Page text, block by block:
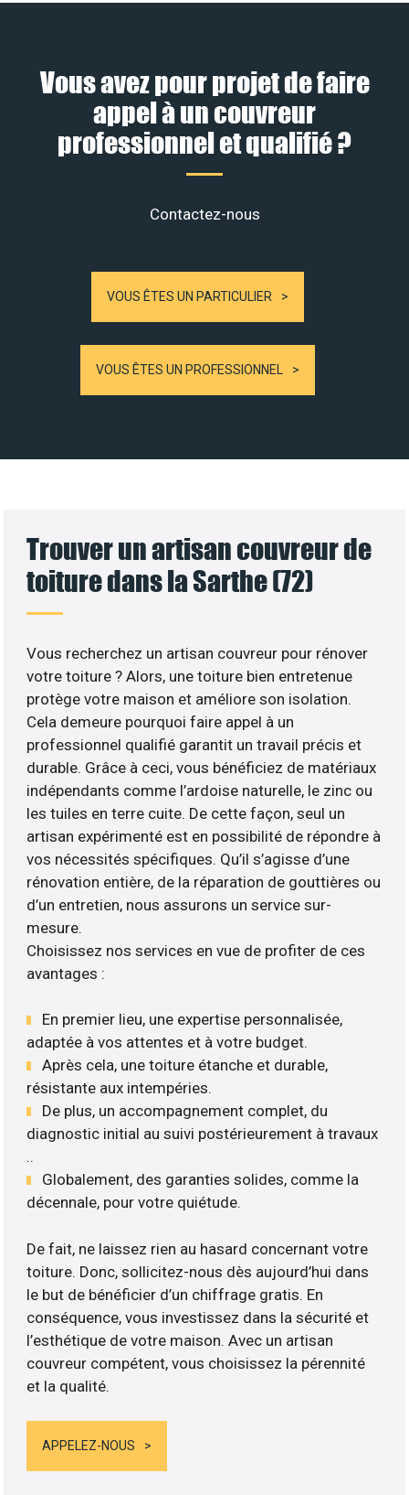
Vous avez pour projet de faire
appel à un couvreur
professionnel et qualifié ?
Contactez-nous
VOUS ÊTES UN PARTICULIER
VOUS ÊTES UN PROFESSIONNEL
Trouver un artisan couvreur de
toiture dans la Sarthe (72)
Vous recherchez un artisan couvreur pour rénover
votre toiture ? Alors, une toiture bien entretenue
protège votre maison et améliore son isolation.
Cela demeure pourquoi faire appel à un
professionnel qualifié garantit un travail précis et
durable. Grâce à ceci, vous bénéficiez de matériaux
indépendants comme l’ardoise naturelle, le zinc ou
les tuiles en terre cuite. De cette façon, seul un
artisan expérimenté est en possibilité de répondre à
vos nécessités spécifiques. Qu’il s’agisse d’une
rénovation entière, de la réparation de gouttières ou
d’un entretien, nous assurons un service sur-
mesure.
Choisissez nos services en vue de profiter de ces
avantages :
En premier lieu, une expertise personnalisée,
adaptée à vos attentes et à votre budget.
Après cela, une toiture étanche et durable,
résistante aux intempéries.
De plus, un accompagnement complet, du
diagnostic initial au suivi postérieurement à travaux
..
Globalement, des garanties solides, comme la
décennale, pour votre quiétude.
De fait, ne laissez rien au hasard concernant votre
toiture. Donc, sollicitez-nous dès aujourd’hui dans
le but de bénéficier d’un chiffrage gratis. En
conséquence, vous investissez dans la sécurité et
l’esthétique de votre maison. Avec un artisan
couvreur compétent, vous choisissez la pérennité
et la qualité.
APPELEZ-NOUS